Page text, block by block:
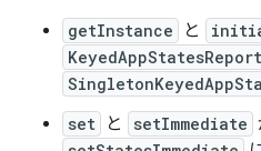
getInstance と
set と setImmediate